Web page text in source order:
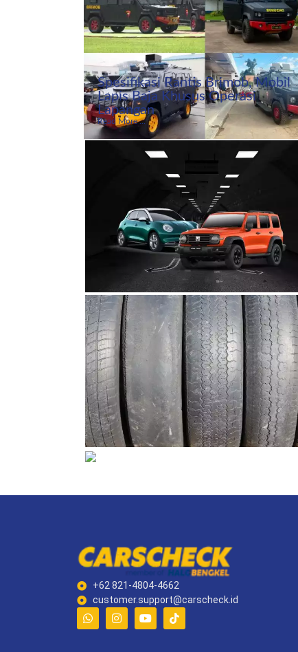
Spesifikasi Rantis Brimob, Mobil
Lapis Baja Khusus Operasi
Lapangan
Read More ...
+62 821-4804-4662
customer.support@carscheck.id